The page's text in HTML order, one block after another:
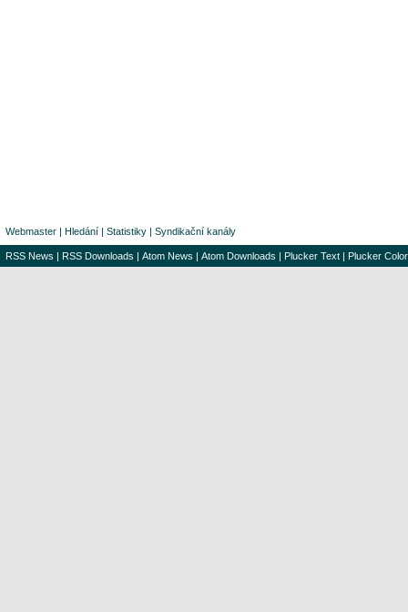
Webmaster | Hledání | Statistiky | Syndikační kanály
RSS News | RSS Downloads | Atom News | Atom Downloads | Plucker Text | Plucker Color